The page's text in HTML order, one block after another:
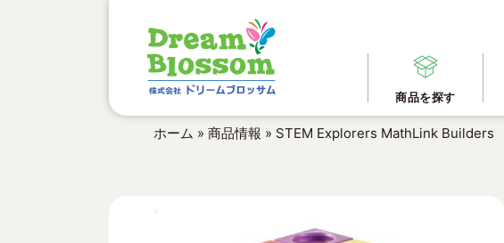
商品を探す
ホーム » 商品情報 » STEM Explorers MathLink Builders